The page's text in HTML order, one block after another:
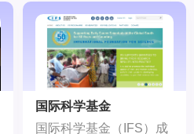
国家的国家级科学研究委
员会、科学院、研究院和
其他资助科学研究的基金
组织组成，旨在促进欧洲
的科学研究和合作。
国际科学基金
国际科学基金（IFS）成